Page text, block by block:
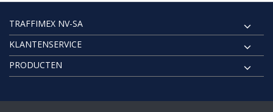
TRAFFIMEX NV-SA
KLANTENSERVICE
PRODUCTEN